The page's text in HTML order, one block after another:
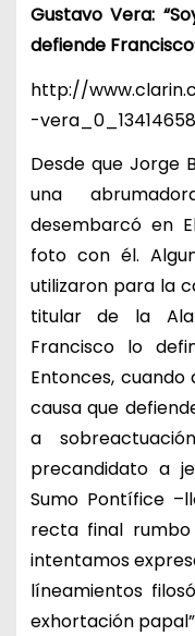
Gustavo Vera:
defiende
http://
-
Desde que Jorge
una
desembarcó en
foto con él.
utilizaron para la
titular de la
Francisco lo
Entonces, cuando
causa que
a
precandidato a
Sumo Pontífice
recta final rumbo
intentamos
líneamientos
exhortación